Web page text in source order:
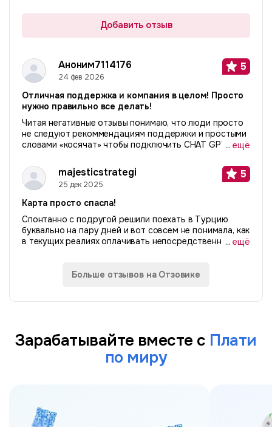
Добавить отзыв
Аноним7114176
24 фев 2026
5
Отличная поддержка и компания в целом! Просто
нужно правильно все делать!
Читая негативные отзывы понимаю, что люди просто
не следуют рекоммендациям поддержки и простыми
словами «косячат» чтобы подключить CHAT GPT или
«счастье». Расскажу свою историю. Я живу за
рубежом...
...ещё
majesticstrategi
25 дек 2025
5
Карта просто спасла!
Спонтанно с подругой решили поехать в Турцию
буквально на пару дней и вот совсем не понимала, как
в текущих реалиях оплачивать непосредственно там.
...ещё
Больше отзывов на Отзовике
Зарабатывайте вместе с Плати
по миру